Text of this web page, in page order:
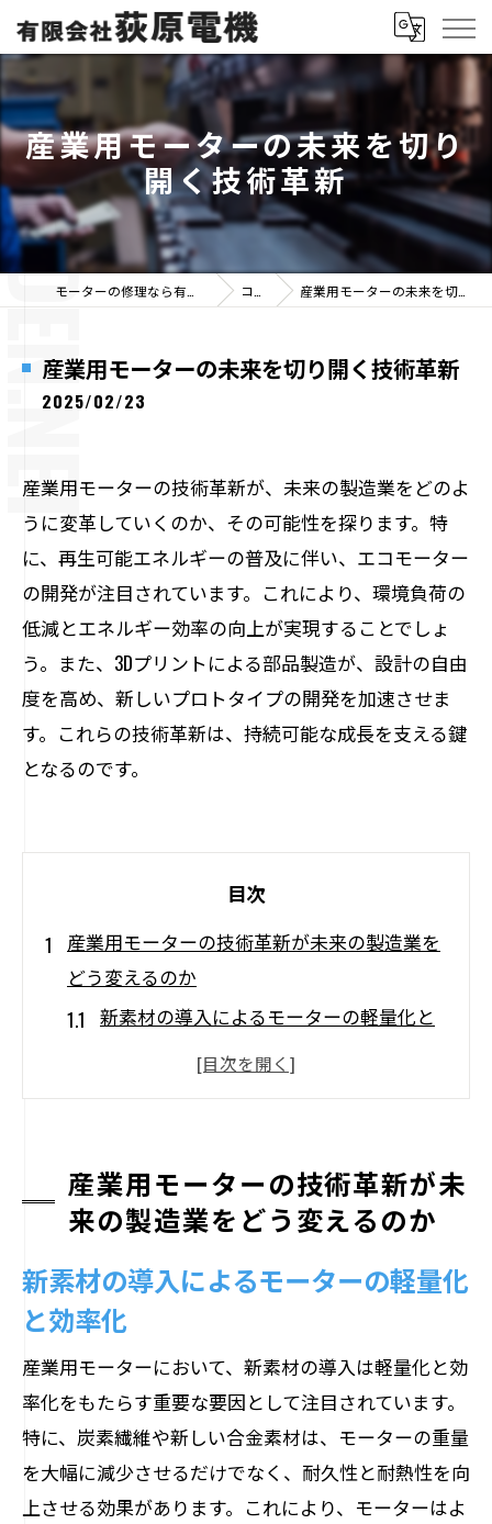
産業用モーターの未来を切り
開く技術革新
コラム 産業用モーターの未来を切り開く技術革新
産業用モーターの未来を切り開く技術革新
2025/02/23
産業用モーターの技術革新が、未来の製造業をどのよ
うに変革していくのか、その可能性を探ります。特
に、再生可能エネルギーの普及に伴い、エコモーター
の開発が注目されています。これにより、環境負荷の
低減とエネルギー効率の向上が実現することでしょ
う。また、3Dプリントによる部品製造が、設計の自由
度を高め、新しいプロトタイプの開発を加速させま
す。これらの技術革新は、持続可能な成長を支える鍵
となるのです。
目次
産業用モーターの技術革新が未来の製造業を
どう変えるのか
新素材の導入によるモーターの軽量化と
AIとIoTがもたらすモーターのスマート化
技術
自動化の進展と産業用モーターの役割の
変化
産業用モーターのコスト削減に向けたイ
ノベーション
グローバル市場での産業用モーターの技
術競争
再生可能エネルギーとエコモーターの普及が
もたらす環境革命
エコモーターの導入が進む再生可能エネ
産業用モーターの技術革新が未
来の製造業をどう変えるのか
新素材の導入によるモーターの軽量化
と効率化
産業用モーターにおいて、新素材の導入は軽量化と効
率化をもたらす重要な要因として注目されています。
特に、炭素繊維や新しい合金素材は、モーターの重量
を大幅に減少させるだけでなく、耐久性と耐熱性を向
上させる効果があります。これにより、モーターはよ